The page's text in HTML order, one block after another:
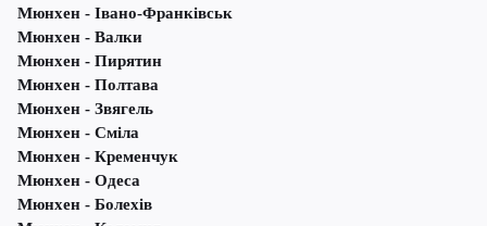
Мюнхен - Івано-Франківськ
Мюнхен - Валки
Мюнхен - Пирятин
Мюнхен - Полтава
Мюнхен - Звягель
Мюнхен - Сміла
Мюнхен - Кременчук
Мюнхен - Одеса
Мюнхен - Болехів